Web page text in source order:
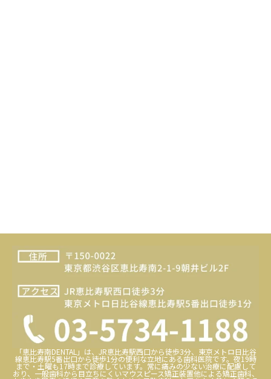
「恵比寿南DENTAL」は、JR恵比寿駅西口から徒歩3分、東京メトロ日比谷
線恵比寿駅5番出口から徒歩1分の便利な立地にある歯科医院です。夜19時
まで・土曜も17時まで診療しています。常に痛みの少ない治療に配慮して
おり、一般歯科から目立ちにくいマウスピース矯正装置他による矯正歯科、